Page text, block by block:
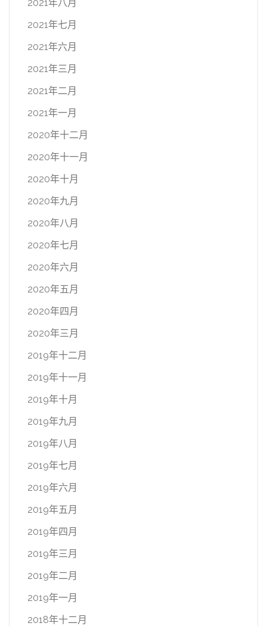
2021年八月
2021年七月
2021年六月
2021年三月
2021年二月
2021年一月
2020年十二月
2020年十一月
2020年十月
2020年九月
2020年八月
2020年七月
2020年六月
2020年五月
2020年四月
2020年三月
2019年十二月
2019年十一月
2019年十月
2019年九月
2019年八月
2019年七月
2019年六月
2019年五月
2019年四月
2019年三月
2019年二月
2019年一月
2018年十二月